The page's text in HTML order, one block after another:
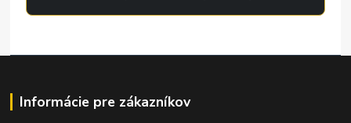
Informácie pre zákazníkov